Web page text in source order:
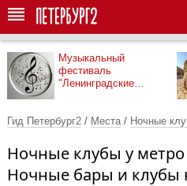
Музыкальный
фестиваль
"Ленинградские
Гид Петербург2 / Места / Ночные
Ночные клубы у
Ночные бары и клубы